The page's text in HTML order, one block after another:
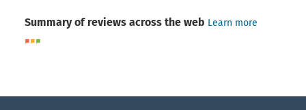
Summary of reviews across the web Learn more